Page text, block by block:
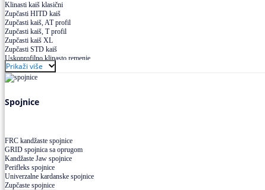
Klinasti kaiš klasični
Zupčasti HITD kaiš
Zupčasti kaiš, AT profil
Zupčasti kaiš, T profil
Zupčasti kaiš XL
Zupčasti STD kaiš
Uskoprofilno klinasto remenje
Uskoprofilno klinasto remenje spojeno
Uskoprofilno klinasto remenje XP extra power
Višekanalno remenje PJ,PK
Prikaži više
Spojnice
FRC kandžaste spojnice
GRID spojnica sa oprugom
Kandžaste Jaw spojnice
Perifleks spojnice
Univerzalne kardanske spojnice
Zupčaste spojnice